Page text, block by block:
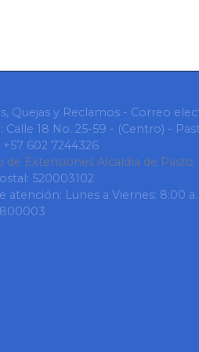
Quejas y Reclamos - Correo
Calle 18 No. 25-59 - (Centro) -
602 7244326
de Extensiones Alcaldía de Pasto
520003102
atención: Lunes a Viernes: 8:00